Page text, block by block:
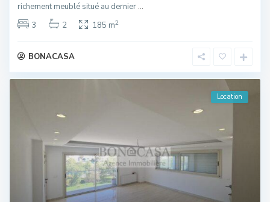
richement meublé situé au dernier...
3
2 185 m2
BONACASA
Location